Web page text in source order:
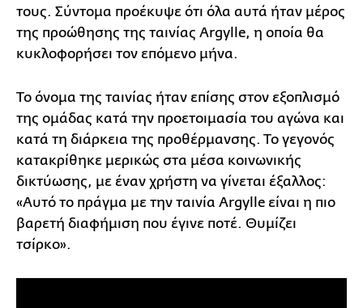
τους. Σύντομα προέκυψε ότι όλα αυτά ήταν μέρος
της προώθησης της ταινίας Argylle, η οποία θα
κυκλοφορήσει τον επόμενο μήνα.
Το όνομα της ταινίας ήταν επίσης στον εξοπλισμό
της ομάδας κατά την προετοιμασία του αγώνα και
κατά τη διάρκεια της προθέρμανσης. Το γεγονός
κατακρίθηκε μερικώς στα μέσα κοινωνικής
δικτύωσης, με έναν χρήστη να γίνεται έξαλλος:
«Αυτό το πράγμα με την ταινία Argylle είναι η πιο
βαρετή διαφήμιση που έγινε ποτέ. Θυμίζει
τσίρκο».